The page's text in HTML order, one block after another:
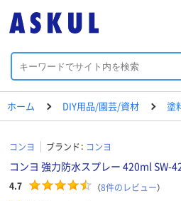
ホーム DIY用品/園芸/資材 塗
コンヨ ブランド： コンヨ
コンヨ 強力防水スプレー 420ml SW-
4.7 （8件のレビュー）